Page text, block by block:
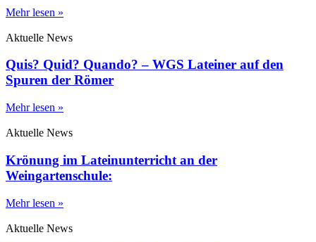
Mehr lesen »
Aktuelle News
Quis? Quid? Quando? – WGS Lateiner auf den
Spuren der Römer
Mehr lesen »
Aktuelle News
Krönung im Lateinunterricht an der
Weingartenschule:
Mehr lesen »
Aktuelle News